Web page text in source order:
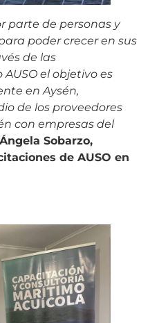
parte de personas y
poder crecer en sus
de las
el objetivo es
en Aysén,
de los proveedores
con empresas del
Ángela Sobarzo,
de AUSO en